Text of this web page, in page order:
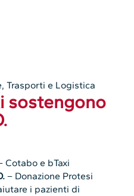
,Trasporti e Logistica
sostengono
Cotabo e bTaxi
– Donazione Protesi
i pazienti di